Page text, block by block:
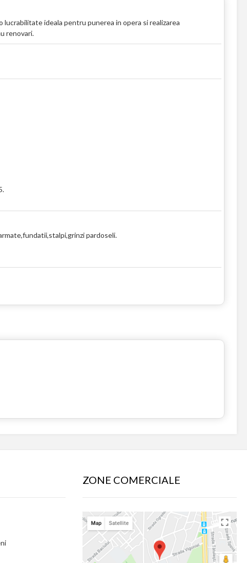
ideala pentru punerea in opera si realizarea
renovari.
pardoseli.
ZONE COMERCIALE